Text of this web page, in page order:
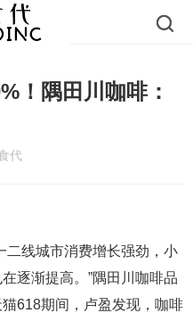
！隅田川咖啡：
代
二线城市消费增长强劲，小
逐渐提高。”隅田川咖啡品
618期间，卢盈发现，咖啡